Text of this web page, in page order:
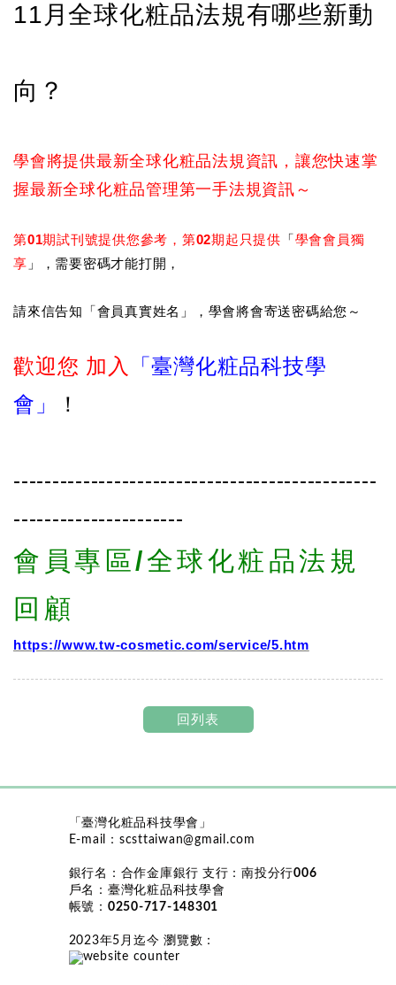
11月全球化粧品法規有哪些新動
向？
學會將提供最新全球化粧品法規資訊，讓您快速掌
握最新全球化粧品管理第一手法規資訊～
第01期試刊號提供您參考，第02期起只提供 「學會會員獨
享 」，需要密碼才能打開，
請來信告知「會員真實姓名」，學會將會寄送密碼給您～
歡迎您 加入
「臺灣化粧品科技學
會」
！
-----------------------------------------------
----------------------
會員專區/全球化粧品法規
回顧
https://www.tw-cosmetic.com/service/5.htm
回列表
「臺灣化粧品科技學會」
E-mail： scsttaiwan@gmail.com
銀行名： 合作金庫銀行 支行： 南投分行006
戶名： 臺灣化粧品科技學會
帳號： 0250-717-148301
2023年5月迄今 瀏覽數 ：